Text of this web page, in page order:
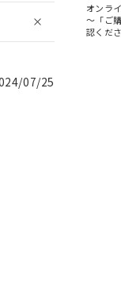
07/25
オンラ
～「ご
認くださ